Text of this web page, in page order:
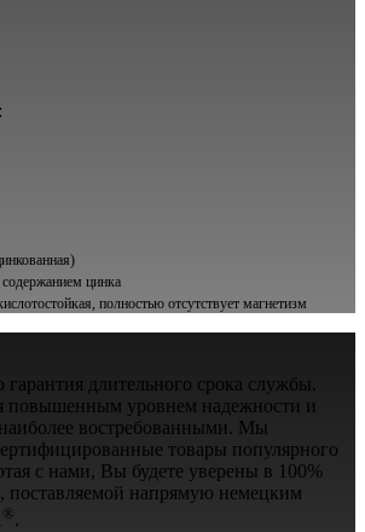
цинка
полностью отсутствует магнетизм
длительного срока службы.
повышенным уровнем надежности и
востребованными. Мы
товары популярного
с нами, Вы будете уверены в 100%
поставляемой напрямую немецким
®.